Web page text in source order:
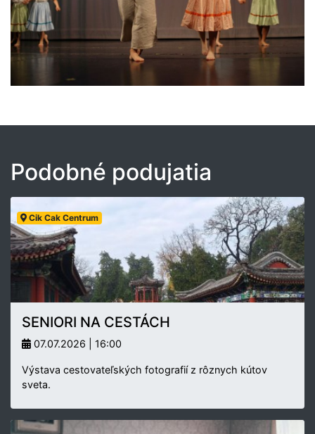
Podobné podujatia
Cik Cak Centrum
SENIORI NA CESTÁCH
07.07.2026 | 16:00
Výstava cestovateľských fotografií z rôznych kútov
sveta.